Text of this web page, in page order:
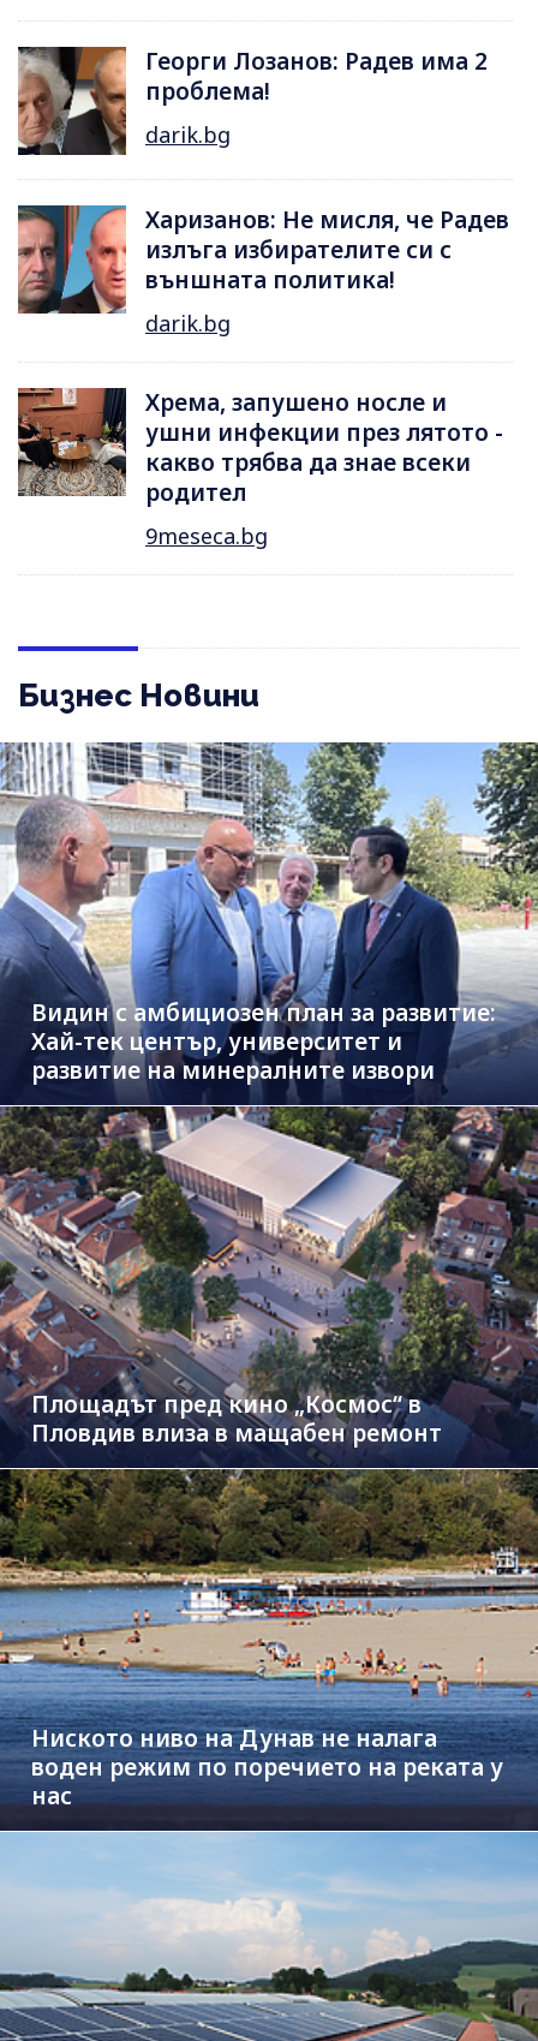
Георги Лозанов: Радев има 2
проблема!
darik.bg
Харизанов: Не мисля, че Радев
излъга избирателите си с
външната политика!
darik.bg
Хрема, запушено носле и
ушни инфекции през лятотo -
какво трябва да знае всеки
родител
9meseca.bg
Бизнес Новини
Видин с амбициозен план за развитие:
Хай-тек център, университет и
развитие на минералните извори
Площадът пред кино „Космос“ в
Пловдив влиза в мащабен ремонт
Ниското ниво на Дунав не налага
воден режим по поречието на реката у
нас